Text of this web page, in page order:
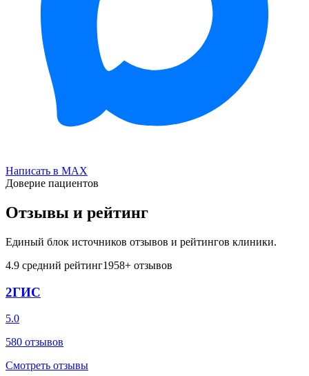
Написать в MAX
Доверие пациентов
Отзывы и рейтинг
Единый блок источников отзывов и рейтингов клиники.
4.9 средний рейтинг1958+ отзывов
2ГИС
5.0
580 отзывов
Смотреть отзывы